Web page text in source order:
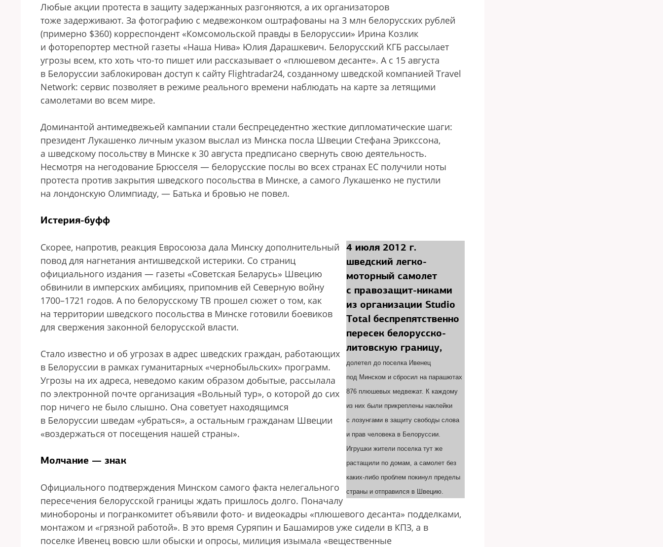
Любые акции протеста в защиту задержанных разгоняются, а их организаторов
тоже задерживают. За фотографию с медвежонком оштрафованы на 3 млн белорусских рублей
(примерно $360) корреспондент «Комсомольской правды в Белоруссии» Ирина Козлик
и фоторепортер местной газеты «Наша Нива» Юлия Дарашкевич. Белорусский КГБ рассылает
угрозы всем, кто хоть что-то пишет или рассказывает о «плюшевом десанте». А с 15 августа
в Белоруссии заблокирован доступ к сайту Flightradar24, созданному шведской компанией Travel
Network: сервис позволяет в режиме реального времени наблюдать на карте за летящими
самолетами во всем мире.
Доминантой антимедвежьей кампании стали беспрецедентно жесткие дипломатические шаги:
президент Лукашенко личным указом выслал из Минска посла Швеции Стефана Эрикссона,
а шведскому посольству в Минске к 30 августа предписано свернуть свою деятельность.
Несмотря на негодование Брюсселя — белорусские послы во всех странах ЕС получили ноты
протеста против закрытия шведского посольства в Минске, а самого Лукашенко не пустили
на лондонскую Олимпиаду, — Батька и бровью не повел.
Истерия-буфф
4 июля 2012 г.
шведский легко-
моторный самолет
с правозащит-никами
из организации Studio
Total беспрепятственно
пересек белорусско-
литовскую границу,
долетел до поселка Ивенец
под Минском и сбросил на парашютах
876 плюшевых медвежат. К каждому
из них были прикреплены наклейки
с лозунгами в защиту свободы слова
и прав человека в Белоруссии.
Игрушки жители поселка тут же
растащили по домам, а самолет без
каких-либо проблем покинул пределы
страны и отправился в Швецию.
Скорее, напротив, реакция Евросоюза дала Минску дополнительный
повод для нагнетания антишведской истерики. Со страниц
официального издания — газеты «Советская Беларусь» Швецию
обвинили в имперских амбициях, припомнив ей Северную войну
1700–1721 годов. А по белорусскому ТВ прошел сюжет о том, как
на территории шведского посольства в Минске готовили боевиков
для свержения законной белорусской власти.
Стало известно и об угрозах в адрес шведских граждан, работающих
в Белоруссии в рамках гуманитарных «чернобыльских» программ.
Угрозы на их адреса, неведомо каким образом добытые, рассылала
по электронной почте организация «Вольный тур», о которой до сих
пор ничего не было слышно. Она советует находящимся
в Белоруссии шведам «убраться», а остальным гражданам Швеции
«воздержаться от посещения нашей страны».
Молчание — знак
Официального подтверждения Минском самого факта нелегального
пересечения белорусской границы ждать пришлось долго. Поначалу
минобороны и погранкомитет объявили фото- и видеокадры «плюшевого десанта» подделками,
монтажом и «грязной работой». В это время Суряпин и Башамиров уже сидели в КПЗ, а в
поселке Ивенец вовсю шли обыски и опросы, милиция изымала «вещественные